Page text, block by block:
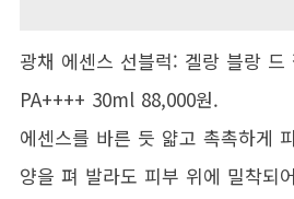
광채 에센스 선블럭: 겔랑 블랑
PA++++ 30ml 88,000원.
에센스를 바른 듯 얇고 촉촉하게
양을 펴 발라도 피부 위에 밀착되